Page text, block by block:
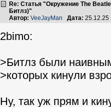
Re: Статья "Окружение The
Битлз)"
Автор: VeeJayMan Дата:
2bimo:
>Битлз были
>которых кинули
Ну, так уж прям и